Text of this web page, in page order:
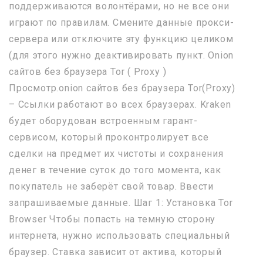
поддерживаются волонтёрами, но не все они
играют по правилам. Смените данные прокси-
сервера или отключите эту функцию целиком
(для этого нужно деактивировать пункт. Onion
сайтов без браузера Tor ( Proxy )
Просмотр.onion сайтов без браузера Tor(Proxy)
– Ссылки работают во всех браузерах. Kraken
будет оборудован встроенным гарант-
сервисом, который проконтролирует все
сделки на предмет их чистоты и сохранения
денег в течение суток до того момента, как
покупатель не заберёт свой товар. Ввести
запрашиваемые данные. Шаг 1: Установка Tor
Browser Чтобы попасть на темную сторону
интернета, нужно использовать специальный
браузер. Ставка зависит от актива, который